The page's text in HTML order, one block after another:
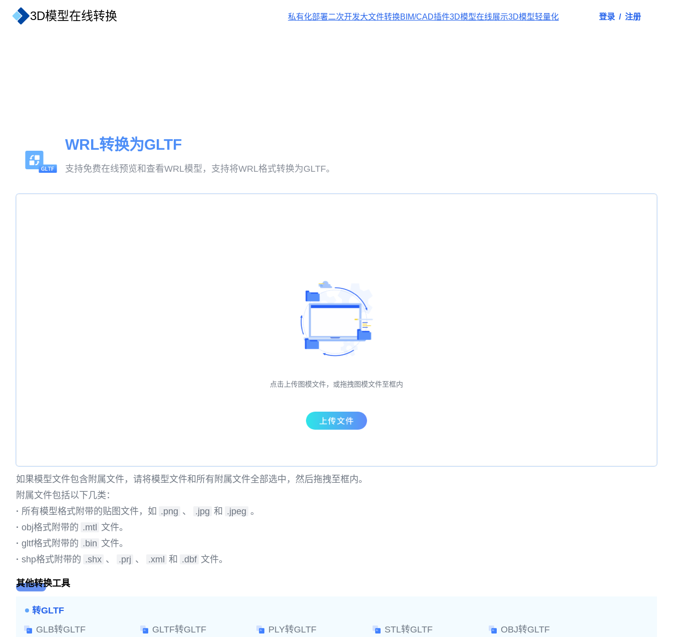
3D模型在线转换 私有化部署二次开发大文件转换BIM/CAD插件3D模型在线展示3D模型轻量化 登录 / 注册
WRL转换为GLTF
支持免费在线预览和查看WRL模型，支持将WRL格式转换为GLTF。
点击上传图模文件，或拖拽图模文件至框内
如果模型文件包含附属文件，请将模型文件和所有附属文件全部选中，然后拖拽至框内。
附属文件包括以下几类：
· 所有模型格式附带的贴图文件，如 .png 、 .jpg 和 .jpeg 。
· obj格式附带的 .mtl
文件。
· gltf格式附带的 .bin 文件。
· shp格式附带的 .shx 、 .prj 、 .xml 和 .dbf 文件。
其他转换工具
转GLTF
GLB转GLTF
GLTF转GLTF PLY转GLTF STL转GLTF
OBJ转GLTF